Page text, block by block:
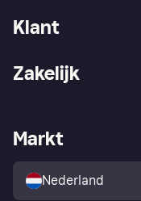
Klant
Winkeloverzicht
Kopersbescherming voor
consumenten
Zakelijk
Zakelijke login
Markt
Nederland